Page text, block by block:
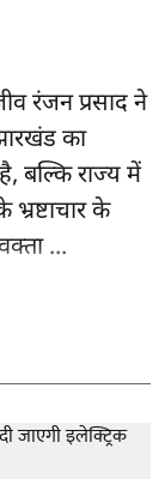
रंजन प्रसाद ने
का
बल्कि राज्य में
के
...